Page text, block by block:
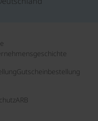
Gutscheinbestellung
ARB